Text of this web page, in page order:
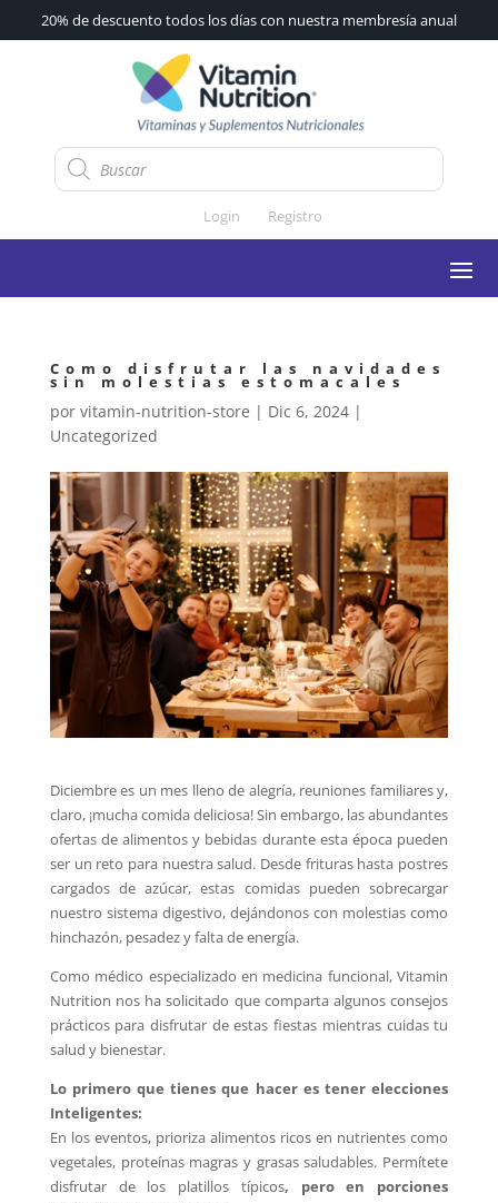
20% de descuento todos los días con nuestra membresía anual
Búsqueda
de
productos
Login
Registro
Como disfrutar las navidades
sin molestias estomacales
por vitamin-nutrition-store | Dic 6, 2024|
Uncategorized
Diciembre es un mes lleno de alegría, reuniones familiares y,
claro, ¡mucha comida deliciosa! Sin embargo, las abundantes
ofertas de alimentos y bebidas durante esta época pueden
ser un reto para nuestra salud. Desde frituras hasta postres
cargados de azúcar, estas comidas pueden sobrecargar
nuestro sistema digestivo, dejándonos con molestias como
hinchazón, pesadez y falta de energía.
Como médico especializado en medicina funcional, Vitamin
Nutrition nos ha solicitado que comparta algunos consejos
prácticos para disfrutar de estas fiestas mientras cuidas tu
salud y bienestar.
Lo primero que tienes que hacer es tener elecciones
Inteligentes:
En los eventos, prioriza alimentos ricos en nutrientes como
vegetales, proteínas magras y grasas saludables. Permítete
disfrutar de los platillos típicos, pero en porciones